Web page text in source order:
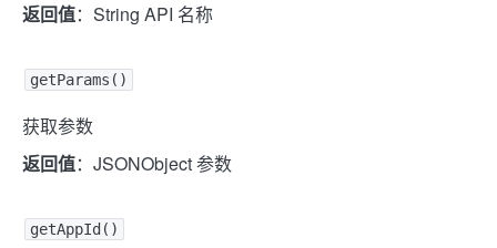
返回值：String API 名称
getParams()
获取参数
返回值：JSONObject 参数
getAppId()